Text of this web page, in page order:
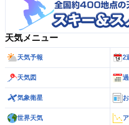
天気メニュー
天気予報 2
天気図
気象衛星
世界天気